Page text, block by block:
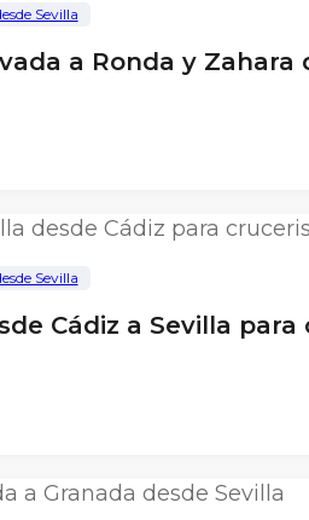
Sevilla
a Ronda y Zahara
Sevilla
Cádiz a Sevilla